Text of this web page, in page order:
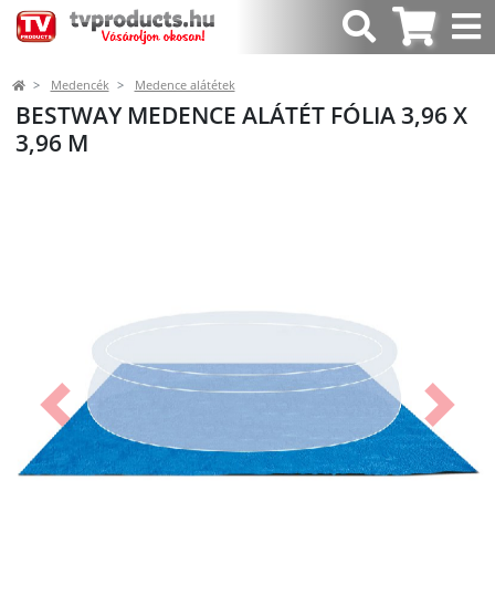
Medencék Medence alátétek
BESTWAY MEDENCE ALÁTÉT FÓLIA 3,96 X
3,96 M
Előző